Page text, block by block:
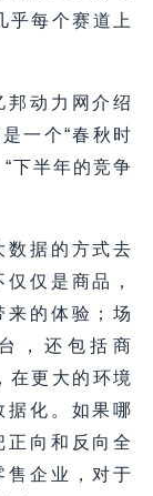
乎每个赛道上
邦动力网介绍
一个“春秋时
下半年的竞争
数据的方式去
仅是商品，
来的体验；场
，还包括商
在更大的环境
据化。如果哪
正向和反向全
售企业，对于